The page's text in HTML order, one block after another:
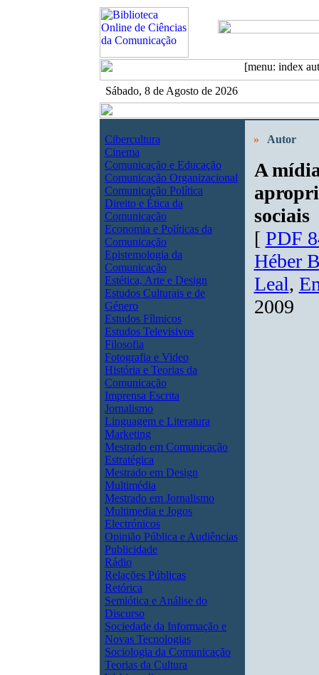
Sábado, 8 de Agosto de 2026
Cibercultura
Cinema
Comunicação e Educação
Comunicação Organizacional
Comunicação Política
Direito e Ética da
Comunicação
Economia e Políticas da
Comunicação
Epistemologia da
Comunicação
Estética, Arte e Design
Estudos Culturais e de
Género
Estudos Fílmicos
Estudos Televisivos
Filosofia
Fotografia e Video
História e Teorias da
Comunicação
Imprensa Escrita
Jornalismo
Linguagem e Literatura
Marketing
Mestrado em Comunicação
Estratégica
Mestrado em Design
Multimédia
Mestrado em Jornalismo
Multimedia e Jogos
Electrónicos
Opinião Pública e Audiências
Publicidade
Rádio
Relações Públicas
Retórica
Semiótica e Análise do
Discurso
Sociedade da Informação e
Novas Tecnologias
Sociologia da Comunicação
Teorias da Cultura
» Autor
A
sociais
[ PDF
Héber
Leal,
2009